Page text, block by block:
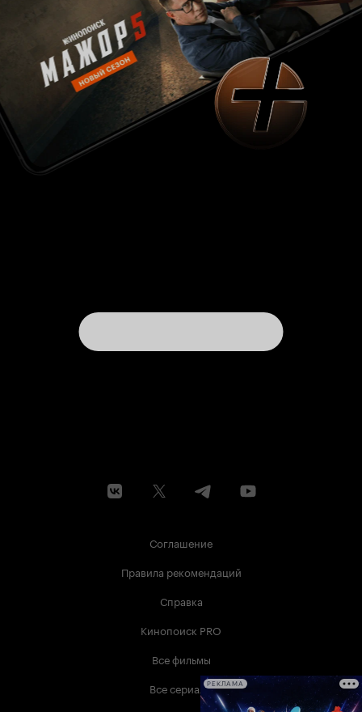
Соглашение
Правила рекомендаций
Справка
Кинопоиск PRO
Все фильмы
Все сериалыРЕКЛАМА